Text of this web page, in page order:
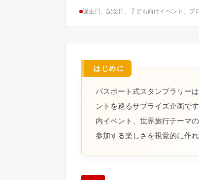
誕生日、記念日、子ども向けイベント、プ
パスポート式スタンプラリー
ントを巡るサプライズ企画で
内イベント、世界旅行テーマ
参加する楽しさを視覚的に作れ